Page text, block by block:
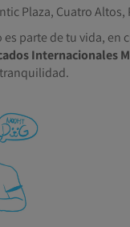
Plaza, Cuatro Altos,
es parte de tu vida, en
Internacionales